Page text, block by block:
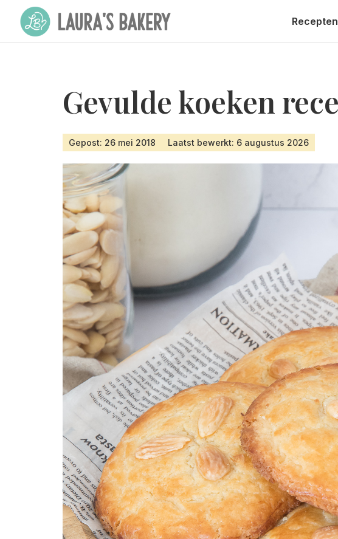
Recepten
Gevulde koeken
Gepost: 26 mei 2018 Laatst bewerkt: 6 augustus 2026